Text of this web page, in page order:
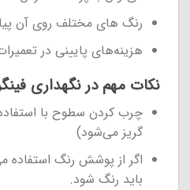
رنگ های مختلف روی آن
هزینه‌های پایینی در
نکات مهم در نگهداری
چرب کردن سطوح با
گریز می‌شود)
اگر از پوشش رنگ
باید رنگ شود.